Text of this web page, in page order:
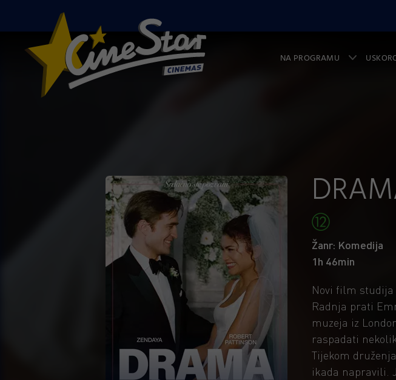
NA PROGRAMU
Žanr: Komedija
1h 46min
Novi film studija
Radnja prati
muzeja iz
raspadati
Tijekom
ikada napravili.